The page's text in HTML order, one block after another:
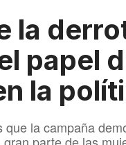
la
papel
la
que la campaña